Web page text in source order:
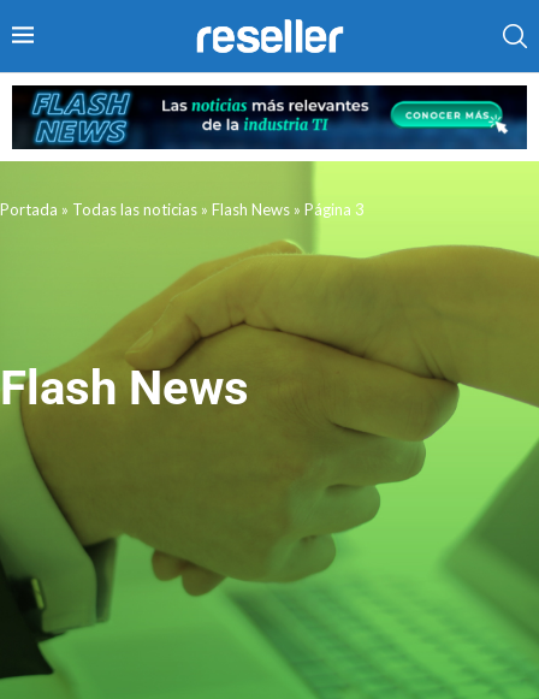
Portada » Todas las noticias » Flash News » Página 3
Flash News